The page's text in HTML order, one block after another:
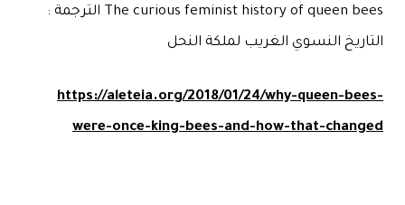
The curious feminist history of queen bees الترجمة :
التاريخ النسوي الغريب لملكة النحل
https://aleteia.org/2018/01/24/why-queen-bees-
were-once-king-bees-and-how-that-changed